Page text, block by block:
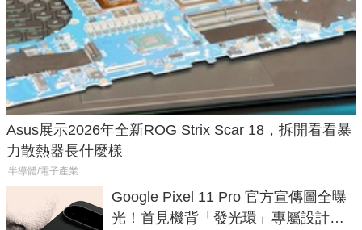
Asus展示2026年全新ROG Strix Scar 18，拆開看看暴
力散熱器長什麼樣
半導體/電子產業
Google Pixel 11 Pro 官方宣傳圖全曝
光！首見機背「發光環」專屬設計、